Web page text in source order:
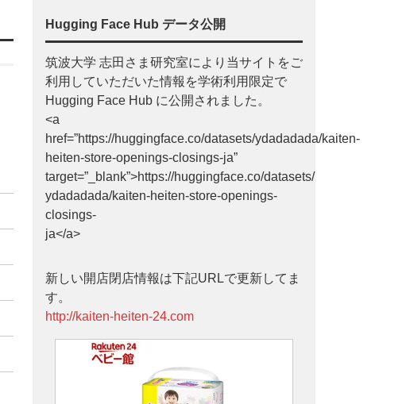
Hugging Face Hub データ公開
筑波大学 志田さま研究室により当サイトをご
利用していただいた情報を学術利用限定で
Hugging Face Hub に公開されました。
<a
href=”https://huggingface.co/datasets/ydadadada/kaiten-
heiten-store-openings-closings-ja”
target=”_blank”>https://huggingface.co/datasets/
ydadadada/kaiten-heiten-store-openings-
closings-
ja</a>
新しい開店閉店情報は下記URLで更新してま
す。
http://kaiten-heiten-24.com